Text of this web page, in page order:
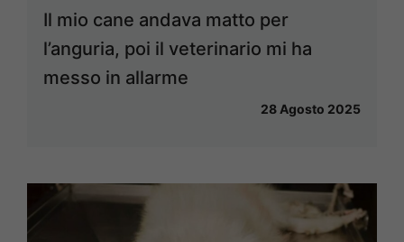
Il mio cane andava matto per
l’anguria, poi il veterinario mi ha
messo in allarme
28 Agosto 2025